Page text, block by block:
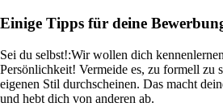
Einige Tipps für deine
Sei du selbst!:Wir wollen dich
Persönlichkeit! Vermeide es, zu formell zu
eigenen Stil durchscheinen. Das macht
und hebt dich von anderen ab.